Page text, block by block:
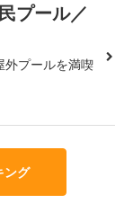
プール／
外プールを満喫
ング